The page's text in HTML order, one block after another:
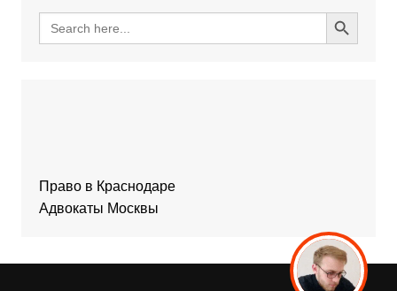
Search
for:
Search Button
Право в Краснодаре
Адвокаты Москвы